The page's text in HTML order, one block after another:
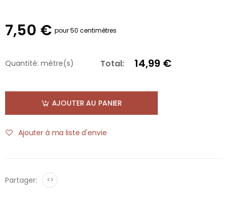
7,50 € pour 50 centimètres
Quantité: mètre(s) Total: 14,99 €
AJOUTER AU PANIER
Ajouter à ma liste d'envie
Partager: <>